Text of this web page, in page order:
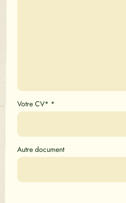
Votre CV* *
Autre document